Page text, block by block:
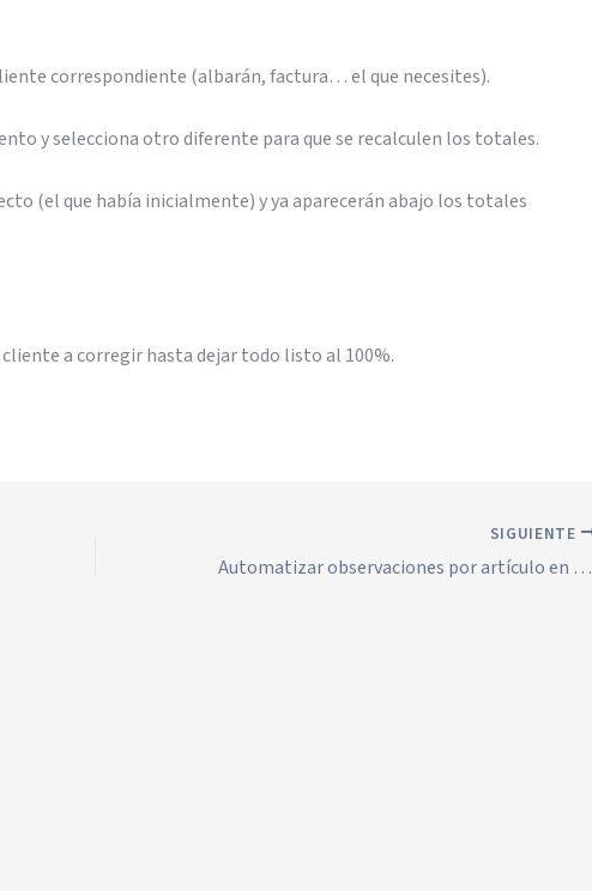
correspondiente (albarán, factura… el que necesites).
y selecciona otro diferente para que se recalculen los totales.
(el que había inicialmente) y ya aparecerán abajo los totales
a corregir hasta dejar todo listo al 100%.
SIGUIENTE
Automatizar observaciones por artículo en documentos de venta Solincloud / Vestanube